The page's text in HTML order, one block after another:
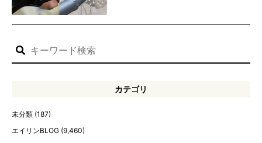
カテゴリ
未分類 (187)
エイリンBLOG (9,460)